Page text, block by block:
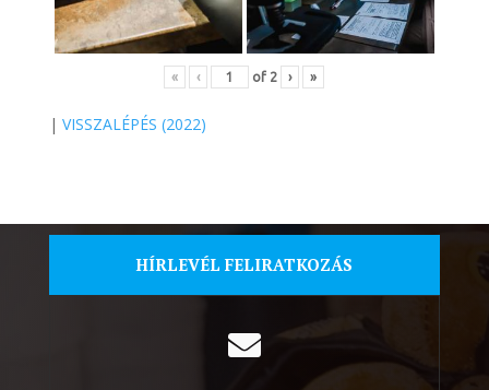
« ‹ of 2 › »
| VISSZALÉPÉS (2022)
HÍRLEVÉL FELIRATKOZÁS
